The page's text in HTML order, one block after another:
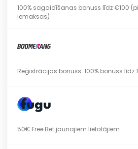
100% sagaidīšanas bonuss līdz €100
iemaksas)
Reģistrācijas bonuss: 100% bonuss līdz
50€ Free Bet jaunajiem lietotājiem